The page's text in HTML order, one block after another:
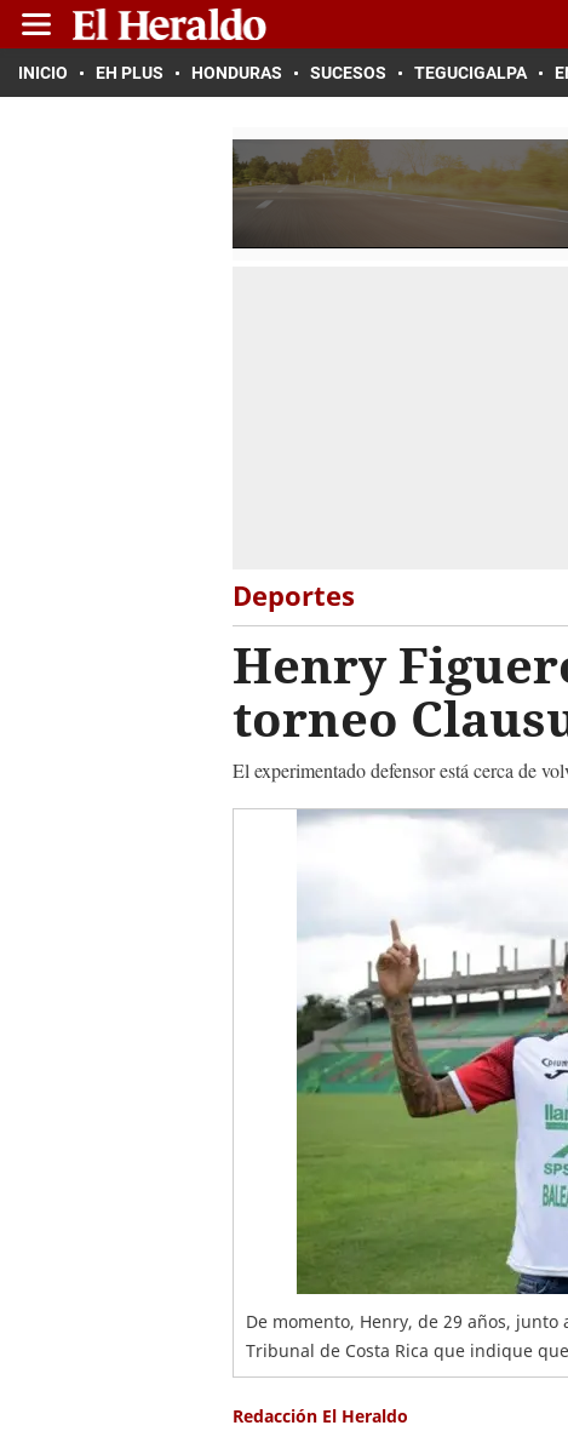
INICIO EH PLUS HONDURAS SUCESOS TEGUCIGALPA
Deportes
Henry
torneo
El experimentado defensor está cerca de
De momento, Henry, de 29 años,
Tribunal de Costa Rica que indique
Redacción El Heraldo